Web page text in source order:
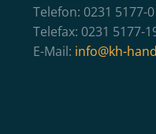
Telefon: 0231 5177-0
Telefax: 0231 5177-
E-Mail: info@kh-